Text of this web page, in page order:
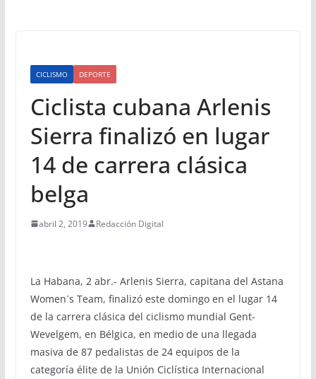
CICLISMO DEPORTE
Ciclista cubana Arlenis
Sierra finalizó en lugar
14 de carrera clásica
belga
abril 2, 2019 Redacción Digital
La Habana, 2 abr.- Arlenis Sierra, capitana del Astana
Women´s Team, finalizó este domingo en el lugar 14
de la carrera clásica del ciclismo mundial Gent-
Wevelgem, en Bélgica, en medio de una llegada
masiva de 87 pedalistas de 24 equipos de la
categoría élite de la Unión Ciclística Internacional